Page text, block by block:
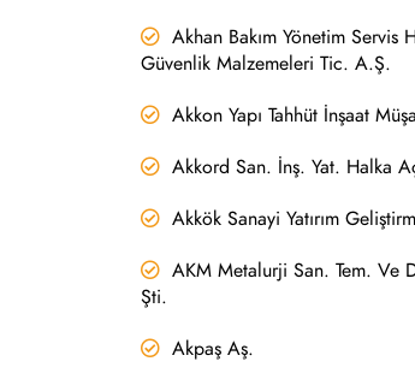
Akhan Bakım Yönetim Servis
Güvenlik Malzemeleri Tic. A.Ş.
Akkon Yapı Tahhüt İnşaat
Akkord San. İnş. Yat. Halka
Akkök Sanayi Yatırım
AKM Metalurji San. Tem. Ve
Şti.
Akpaş Aş.